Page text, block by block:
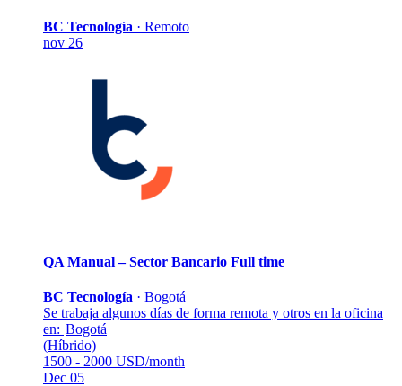
BC Tecnología · Remoto
nov 26
QA Manual – Sector Bancario Full time
BC Tecnología · Bogotá
Se trabaja algunos días de forma remota y otros en la oficina
en: Bogotá
(Híbrido)
1500 - 2000 USD/month
Dec 05